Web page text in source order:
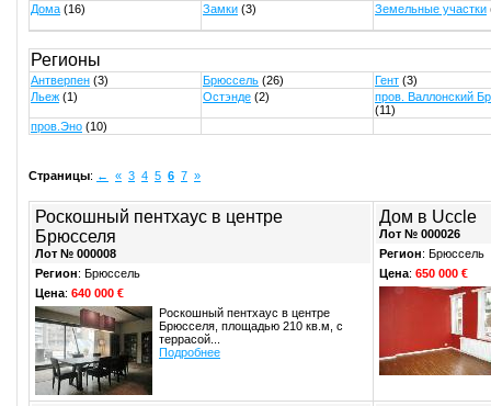
Дома (16) Замки (3) Земельные участки
Регионы
Антверпен (3) Брюссель (26) Гент (3)
Льеж (1) Остэнде (2)
пров. Валлонский
(11)
пров.Эно (10)
Страницы: ← « 3 4 5 6 7 »
Роскошный пентхаус в центре
Брюсселя
Лот № 000008
Регион: Брюссель
Цена: 640 000 €
Роскошный пентхаус в центре
Брюсселя, площадью 210 кв.м, с
террасой...
Подробнее
Дом в Uccle
Лот № 000026
Регион: Брюссель
Цена: 650 000 €